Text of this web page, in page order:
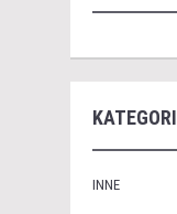
INNE